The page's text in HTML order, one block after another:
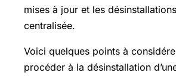
mises à jour et les
centralisée.
Voici quelques points à
procéder à la désinstallation